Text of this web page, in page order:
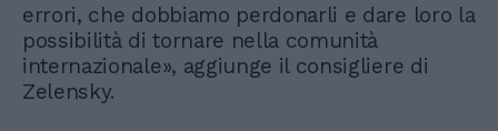
errori, che dobbiamo perdonarli e dare loro la
possibilità di tornare nella comunità
internazionale», aggiunge il consigliere di
Zelensky.